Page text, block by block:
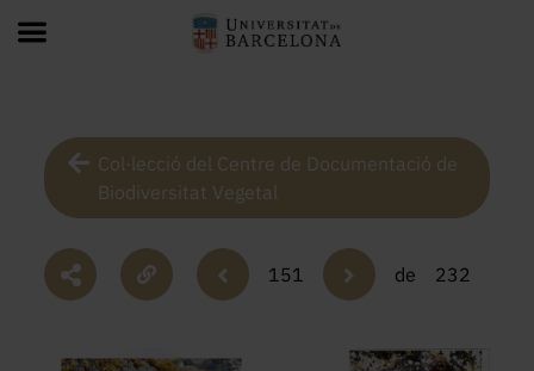
Col·lecció del Centre de Documentació de
Biodiversitat Vegetal
151 de 232